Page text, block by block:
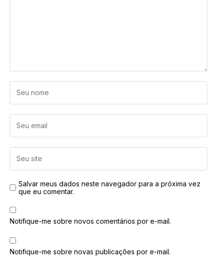
Salvar meus dados neste navegador para a próxima vez
que eu comentar.
Notifique-me sobre novos comentários por e-mail.
Notifique-me sobre novas publicações por e-mail.